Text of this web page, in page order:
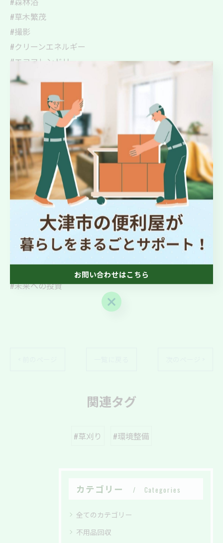
#草木繁茂
#撮影
#クリーンエネルギー
#エコフレンドリー
#自然の力
#植物管理
#自然との共生
#健康第一
#作業効率化
#観葉植物
#ジャングル体験
#新しい挑戦
#環境整備
#チャンス到来
#働く車
#未来への投資
関連タグ
#草刈り #環境整備
カテゴリー Categories
全てのカテゴリー
不用品回収
お問い合わせはこちら
お問い合わせはこちら